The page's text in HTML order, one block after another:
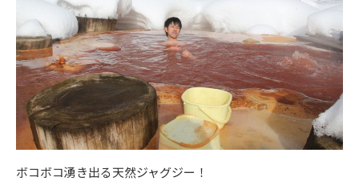
ボコボコ湧き出る天然ジャグジー！